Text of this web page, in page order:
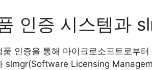
인증 시스템과
인증을 통해 마이크로소프트로부
slmgr(Software Licensing